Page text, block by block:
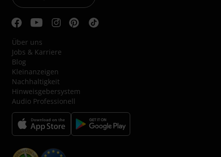
AGB/Impressum
Datenschutzhinweise
Cookie-Einstellungen
Widerrufsrecht für Verbraucher
Bestellvorgang/Vertragsabschluss
Mängelhaftungsrecht
Erklärung zur Barrierefreiheit
Vertrag widerrufen
Jobs & Karriere